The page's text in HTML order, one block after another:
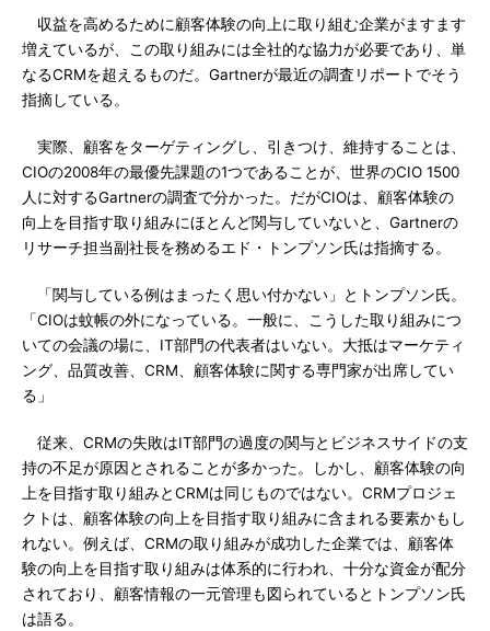
収益を高めるために顧客体験の向上に取り組む企業がますます
増えているが、この取り組みには全社的な協力が必要であり、単
なるCRMを超えるものだ。Gartnerが最近の調査リポートでそう
指摘している。
実際、顧客をターゲティングし、引きつけ、維持することは、
CIOの2008年の最優先課題の1つであることが、世界のCIO 1500
人に対するGartnerの調査で分かった。だがCIOは、顧客体験の
向上を目指す取り組みにほとんど関与していないと、Gartnerの
リサーチ担当副社長を務めるエド・トンプソン氏は指摘する。
「関与している例はまったく思い付かない」とトンプソン氏。
「CIOは蚊帳の外になっている。一般に、こうした取り組みにつ
いての会議の場に、IT部門の代表者はいない。大抵はマーケティ
ング、品質改善、CRM、顧客体験に関する専門家が出席してい
る」
従来、CRMの失敗はIT部門の過度の関与とビジネスサイドの支
持の不足が原因とされることが多かった。しかし、顧客体験の向
上を目指す取り組みとCRMは同じものではない。CRMプロジェ
クトは、顧客体験の向上を目指す取り組みに含まれる要素かもし
れない。例えば、CRMの取り組みが成功した企業では、顧客体
験の向上を目指す取り組みは体系的に行われ、十分な資金が配分
されており、顧客情報の一元管理も図られているとトンプソン氏
は語る。